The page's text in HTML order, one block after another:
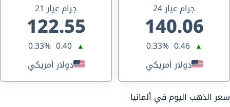
جرام عيار 24
140.06
▲
0.46
0.33%
دولار أمريكي
جرام عيار 21
122.55
▲
0.40
0.33%
دولار أمريكي
سعر الذهب اليوم في ألمانيا